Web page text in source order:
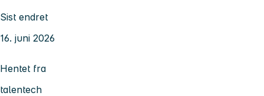
Sist endret
16. juni 2026
Hentet fra
talentech